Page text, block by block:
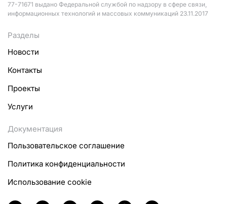
77-71671 выдано Федеральной службой по надзору в сфере связи,
информационных технологий и массовых коммуникаций 23.11.2017
Разделы
Новости
Контакты
Проекты
Услуги
Документация
Пользовательское соглашение
Политика конфиденциальности
Использование cookie